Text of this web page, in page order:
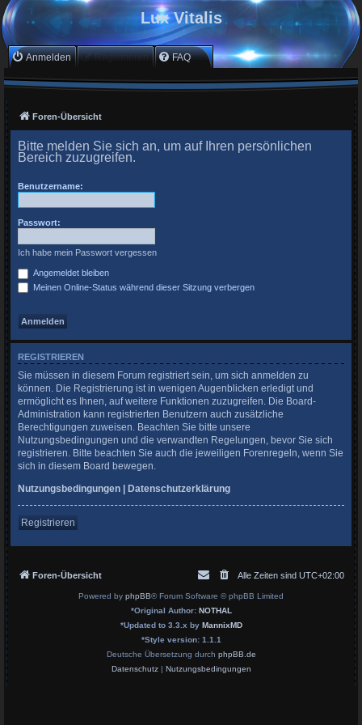
Lux Vitalis
Anmelden Registrieren FAQ
Foren-Übersicht
Bitte melden Sie sich an, um auf Ihren persönlichen
Bereich zuzugreifen.
Benutzername:
Passwort:
Ich habe mein Passwort vergessen
Angemeldet bleiben
Meinen Online-Status während dieser Sitzung verbergen
REGISTRIEREN
Sie müssen in diesem Forum registriert sein, um sich anmelden zu
können. Die Registrierung ist in wenigen Augenblicken erledigt und
ermöglicht es Ihnen, auf weitere Funktionen zuzugreifen. Die Board-
Administration kann registrierten Benutzern auch zusätzliche
Berechtigungen zuweisen. Beachten Sie bitte unsere
Nutzungsbedingungen und die verwandten Regelungen, bevor Sie sich
registrieren. Bitte beachten Sie auch die jeweiligen Forenregeln, wenn Sie
sich in diesem Board bewegen.
Nutzungsbedingungen | Datenschutzerklärung
Registrieren
Foren-Übersicht Alle Zeiten sind UTC+02:00
Powered by phpBB® Forum Software © phpBB Limited
*Original Author: NOTHAL
*Updated to 3.3.x by MannixMD
*Style version: 1.1.1
Deutsche Übersetzung durch phpBB.de
Datenschutz| Nutzungsbedingungen